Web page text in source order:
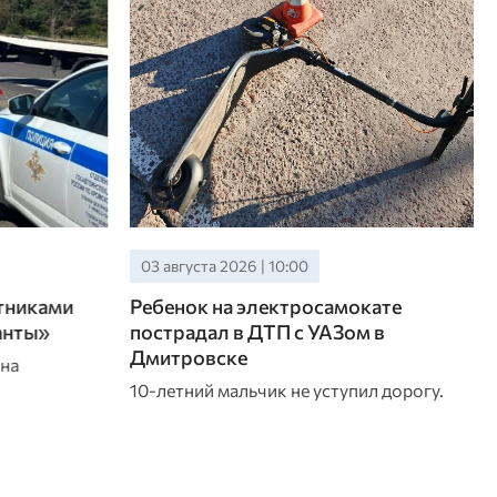
в
02 августа 2026 | 13:05
В тройном ДТП под Орлом
пострадала женщина
Авария произошла в Орловском округе
поздней ночью 1 августа